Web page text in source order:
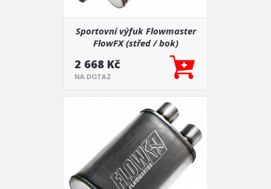
Sportovní výfuk Flowmaster
FlowFX (střed / bok)
2 668 Kč
NA DOTAZ